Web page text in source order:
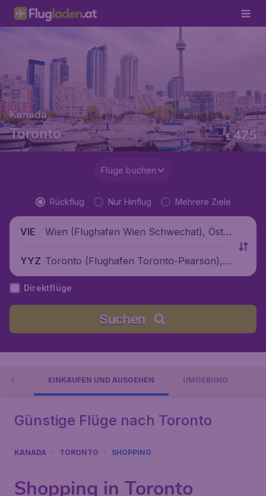
Kanada
Toronto €475
ab
Flüge buchen
Rückflug Nur Hinflug Mehrere Ziele
VIE
Wien (Flughafen Wien Schwechat), Öste
YYZ Toronto (Flughafen Toronto-Pearson),
Kanada
Direktflüge
Suchen
EINKAUFEN UND AUSGEHEN UMGEBUNG
Günstige Flüge nach Toronto
KANADA TORONTO SHOPPING
Shopping in Toronto